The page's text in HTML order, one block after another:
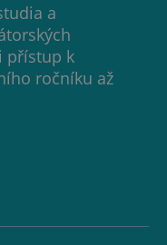
a
přístup k
ročníku až